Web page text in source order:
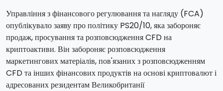
Управління з фінансового регулювання та нагляду (FCA)
опублікувало заяву про політику PS20/10, яка забороняє
продаж, просування та розповсюдження CFD на
криптоактиви. Він забороняє розповсюдження
маркетингових матеріалів, пов'язаних з розповсюдженням
CFD та інших фінансових продуктів на основі криптовалют і
адресованих резидентам Великобританії